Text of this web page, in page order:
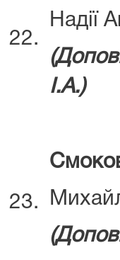
22.
Надії
(Д
І.А.)
23.